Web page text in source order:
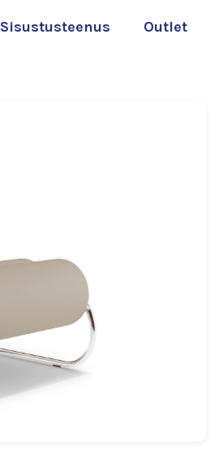
Sisustusteenus Outlet